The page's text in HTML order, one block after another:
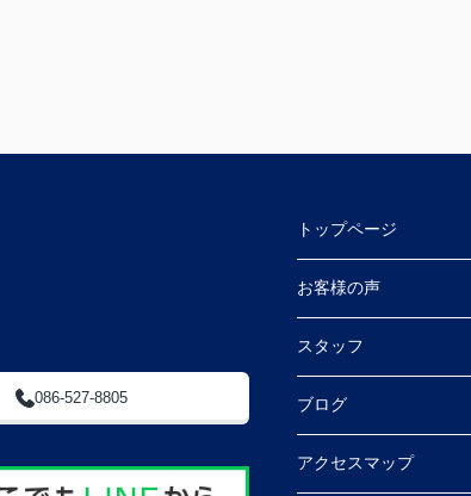
んのやべ東隣)
086-527-8805
トップページ
お客様の声
スタッフ
ブログ
アクセスマップ